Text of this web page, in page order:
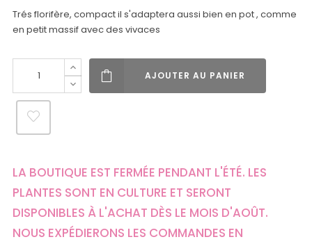
Trés florifère, compact il s'adaptera aussi bien en pot , comme
en petit massif avec des vivaces
AJOUTER AU PANIER
LA BOUTIQUE EST FERMÉE PENDANT L'ÉTÉ. LES
PLANTES SONT EN CULTURE ET SERONT
DISPONIBLES À L'ACHAT DÈS LE MOIS D'AOÛT.
NOUS EXPÉDIERONS LES COMMANDES EN